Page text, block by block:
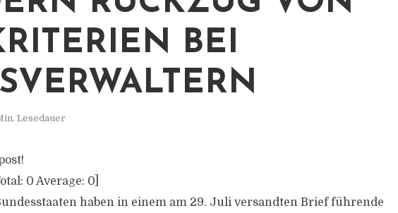
BEI
Lesedauer
0 Average: 0
haben in einem am 29. Juli versandten Brief führende